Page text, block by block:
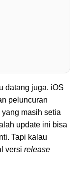
datang juga. iOS
peluncuran
masih setia
update ini bisa
Tapi kalau
versi release